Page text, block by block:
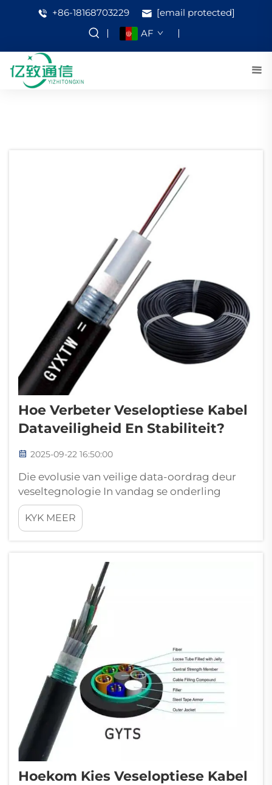
+86-18168703229
[email protected]
AF
Hoe Verbeter Veseloptiese Kabel
Dataveiligheid En Stabiliteit?
2025-09-22 16:50:00
Die evolusie van veilige data-oordrag deur
veseltegnologie In vandag se onderling
verbonde wêreld is die ruggraat van digitale
kommunikasie grootliks afhanklik van
veseloptiese kabelinfrastruktuur. Hierdie
waarop data-vervoer...
KYK MEER
Hoekom Kies Veseloptiese Kabel